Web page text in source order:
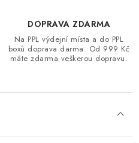
DOPRAVA ZDARMA
Na PPL výdejní místa a do PPL
boxů doprava darma. Od 999 Kč
máte zdarma veškerou dopravu.